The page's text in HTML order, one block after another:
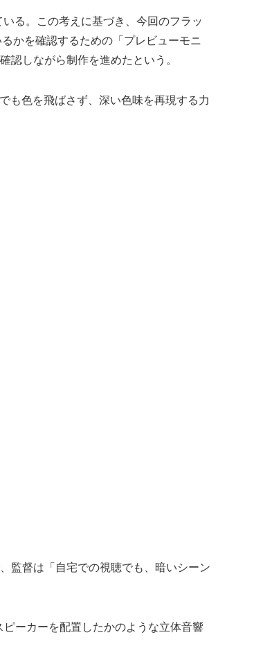
る。この考えに基づき、今回のフラッ
かを確認するための「プレビューモニ
認しながら制作を進めたという。
も色を飛ばさず、深い色味を再現する力
監督は「自宅での視聴でも、暗いシーン
ーカーを配置したかのような立体音響